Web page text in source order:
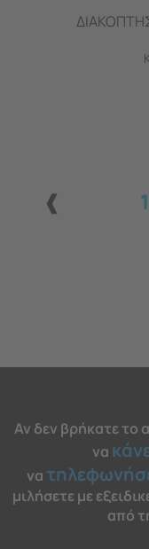
1
Αν δεν βρήκατε το
να
να
μιλήσετε με
από